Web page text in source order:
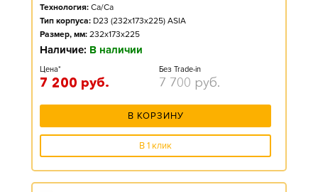
Технология: Ca/Ca
Тип корпуса: D23 (232x173x225) ASIA
Размер, мм: 232x173x225
Наличие: В наличии
Цена*
7 200 руб.
Без Trade-in
7 700 руб.
В КОРЗИНУ
В 1 клик